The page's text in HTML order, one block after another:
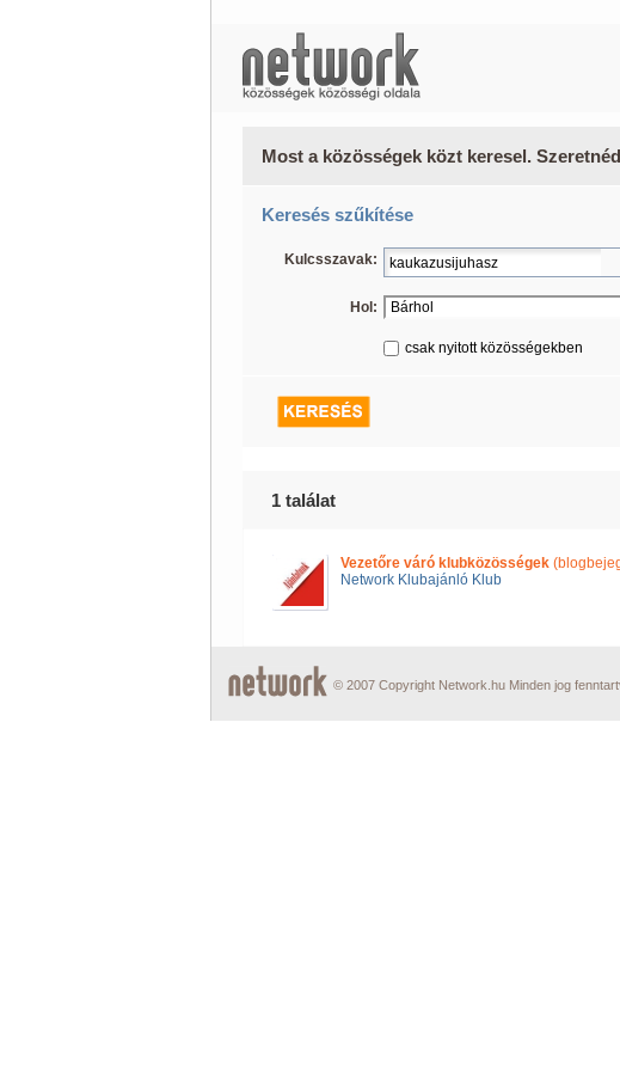
Most a közösségek közt keresel.
Keresés szűkítése
Kulcsszavak:
Hol:
csak nyitott közösségekben
1 találat
Vezetőre váró klubközösségek
Network Klubajánló Klub
© 2007 Copyright Network.hu Minden jog